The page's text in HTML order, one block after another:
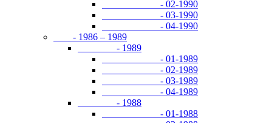
- 02-1990
- 03-1990
- 04-1990
- 1986 – 1989
- 1989
- 01-1989
- 02-1989
- 03-1989
- 04-1989
- 1988
- 01-1988